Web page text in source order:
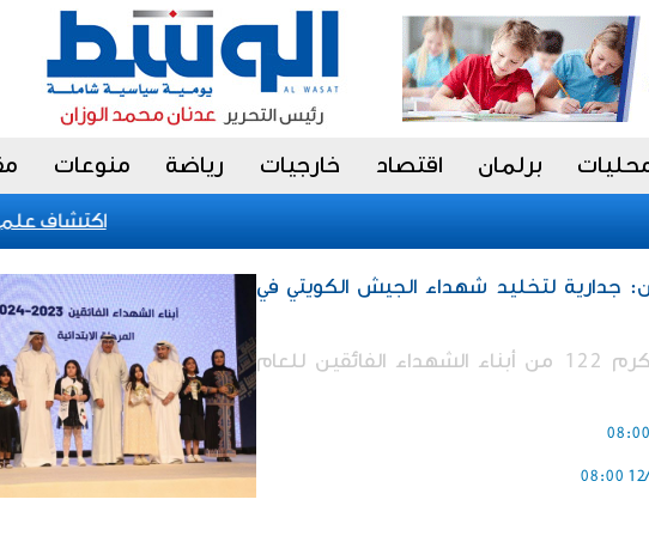
برلمان اقتصاد خارجيات رياضة منوعات
اكتشاف علمي
جدارية لتخليد شهداء الجيش الكويتي في
مكتب الشهيد كرم 122 من أبناء الشهداء الفائقين للعام
12/